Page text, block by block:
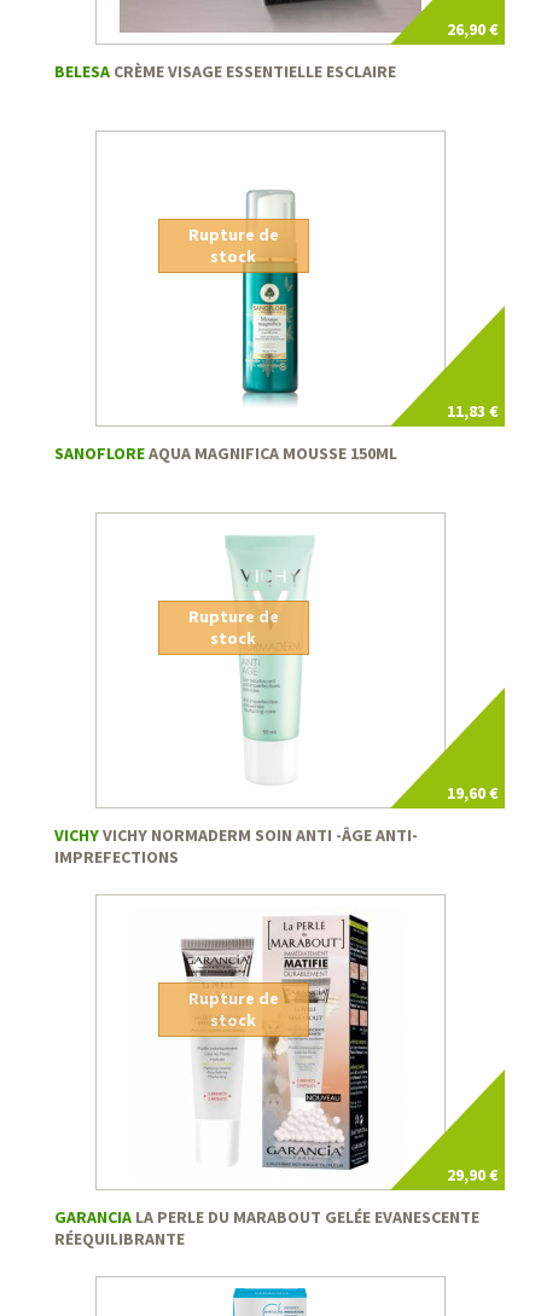
26,90 €
BELESA CRÈME VISAGE ESSENTIELLE ESCLAIRE
11,83 €
Rupture de
stock
SANOFLOREAQUA MAGNIFICA MOUSSE 150ML
19,60 €
Rupture de
stock
VICHYVICHY NORMADERM SOIN ANTI -ÂGE ANTI-
IMPREFECTIONS
29,90 €
Rupture de
stock
GARANCIA LA PERLE DU MARABOUT GELÉE EVANESCENTE
RÉEQUILIBRANTE